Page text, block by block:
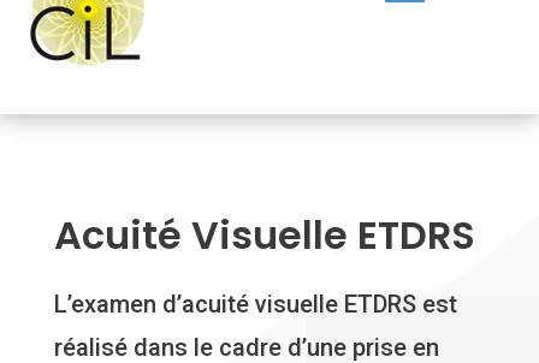
Acuité Visuelle ETDRS
L’examen d’acuité visuelle ETDRS est
réalisé dans le cadre d’une prise en